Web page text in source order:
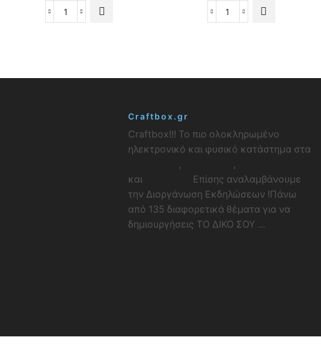
Χατζηγιαννάκη
ποσότητα
Χατζηγιαννάκη
ποσότητα
Craftbox.gr
Craftbox!!! Το πιο ολοκληρωμένο
ηλεκτρονικό και φυσικό κατάστημα στα
, ,
και
Επίσης αναλαμβάνουμε
την Διοργάνωση Εκδηλώσεων !Πάνω
από 135 διαφορετικά θέματα για να
δημιουργήσεις ΤΟ ΔΙΚΟ ΣΟΥ ...